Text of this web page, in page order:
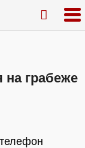
на грабеже